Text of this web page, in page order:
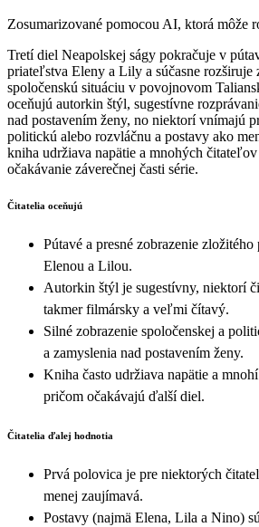
Zosumarizované pomocou AI, ktorá môže
Tretí diel Neapolskej ságy pokračuje v
priateľstva Eleny a Lily a súčasne rozširuje
spoločenskú situáciu v povojnovom
oceňujú autorkin štýl, sugestívne
nad postavením ženy, no niektorí vnímajú
politickú alebo rozvláčnu a postavy ako
kniha udržiava napätie a mnohých
očakávanie záverečnej časti série.
Čitatelia oceňujú
Pútavé a presné zobrazenie
Elenou a Lilou.
Autorkin štýl je sugestívny, niektorí
takmer filmársky a veľmi čítavý.
Silné zobrazenie spoločenskej a
a zamyslenia nad postavením ženy.
Kniha často udržiava napätie a
pričom očakávajú ďalší diel.
Čitatelia ďalej hodnotia
Prvá polovica je pre niektorých
menej zaujímavá.
Postavy (najmä Elena, Lila a Nino)